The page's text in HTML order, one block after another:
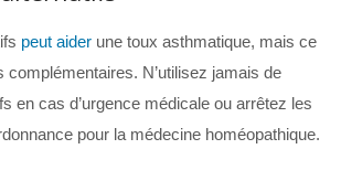
peut aider une toux asthmatique, mais ce
complémentaires. N’utilisez jamais de
en cas d’urgence médicale ou arrêtez les
pour la médecine homéopathique.